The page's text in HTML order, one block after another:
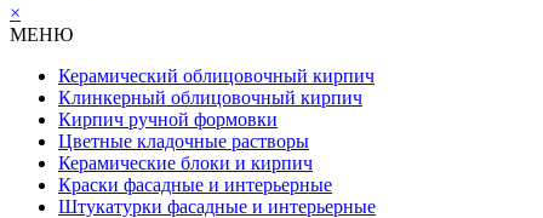
×
МЕНЮ
Керамический облицовочный кирпич
Клинкерный облицовочный кирпич
Кирпич ручной формовки
Цветные кладочные растворы
Керамические блоки и кирпич
Краски фасадные и интерьерные
Штукатурки фасадные и интерьерные